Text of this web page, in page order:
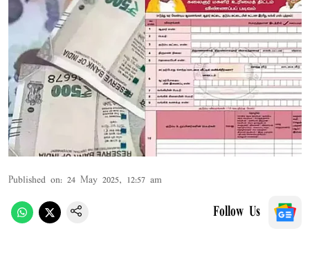
Published on: 24 May 2025, 12:57 am
Follow Us